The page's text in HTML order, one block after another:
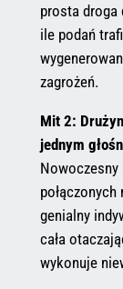
prosta droga
ile podań
zagrożeń.
Mit 2:
jednym
genialny
cała
wykonuje